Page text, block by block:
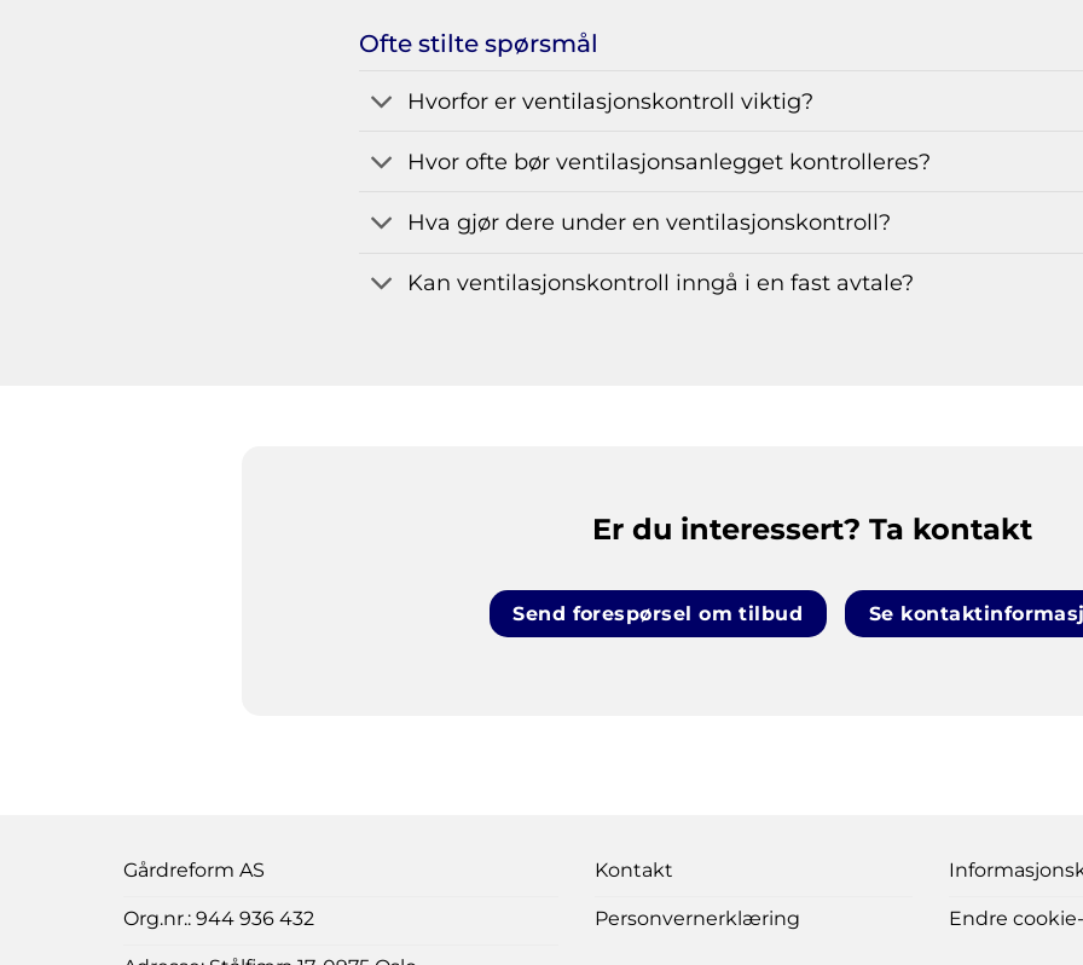
Ofte stilte spørsmål
Hvorfor er ventilasjonskontroll viktig?
Hvor ofte bør ventilasjonsanlegget kontrolleres?
Hva gjør dere under en ventilasjonskontroll?
Kan ventilasjonskontroll inngå i en fast avtale?
Er du interessert? Ta kontakt
Send forespørsel om tilbud Se
Gårdreform AS
Org.nr.: 944 936 432
Kontakt
Personvernerklæring Endre